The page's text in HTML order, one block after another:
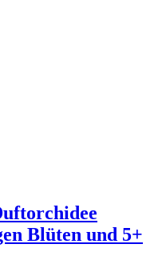
Blüten und 5+